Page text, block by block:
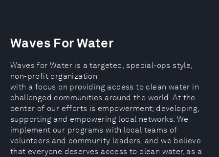
Waves For Water
Waves for Water is a targeted, special-ops style,
non-profit organization
with a focus on providing access to clean water in
challenged communities around the world. At the
center of our efforts is empowerment; developing,
supporting and empowering local networks. We
implement our programs with local teams of
volunteers and community leaders, and we believe
that everyone deserves access to clean water, as a